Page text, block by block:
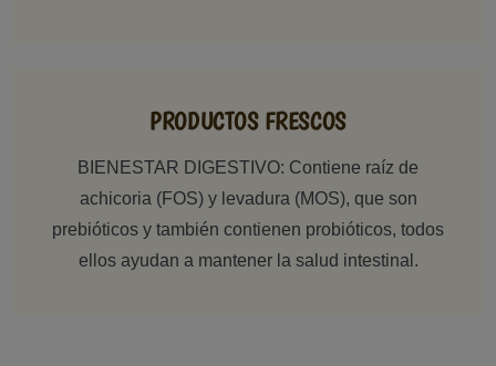
PRODUCTOS FRESCOS
BIENESTAR DIGESTIVO: Contiene raíz de
achicoria (FOS) y levadura (MOS), que son
prebióticos y también contienen probióticos, todos
ellos ayudan a mantener la salud intestinal.